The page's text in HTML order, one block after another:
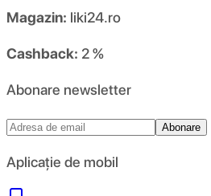
Magazin: liki24.ro
Cashback: 2 %
Abonare newsletter
Abonare
Aplicație de mobil